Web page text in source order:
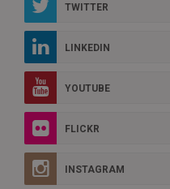
TWITTER
LINKEDIN
YOUTUBE
FLICKR
INSTAGRAM